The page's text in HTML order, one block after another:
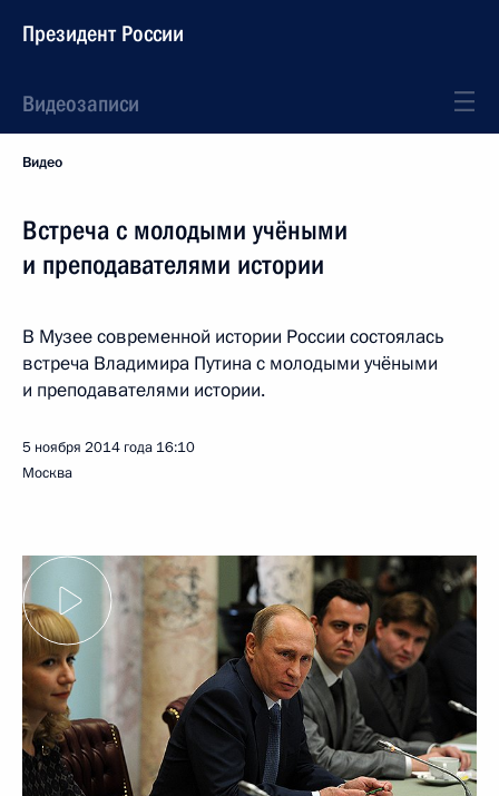
Президент России
Видеозаписи
Видео
Встреча с молодыми учёными
и преподавателями истории
В Музее современной истории России состоялась
встреча Владимира Путина с молодыми учёными
и преподавателями истории.
5 ноября 2014 года 16:10
Москва